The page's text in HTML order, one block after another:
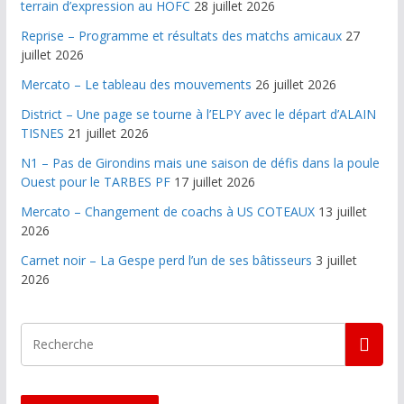
terrain d’expression au HOFC 28 juillet 2026
Reprise – Programme et résultats des matchs amicaux 27
juillet 2026
Mercato – Le tableau des mouvements 26 juillet 2026
District – Une page se tourne à l’ELPY avec le départ d’ALAIN
TISNES 21 juillet 2026
N1 – Pas de Girondins mais une saison de défis dans la poule
Ouest pour le TARBES PF 17 juillet 2026
Mercato – Changement de coachs à US COTEAUX 13 juillet
2026
Carnet noir – La Gespe perd l’un de ses bâtisseurs 3 juillet
2026